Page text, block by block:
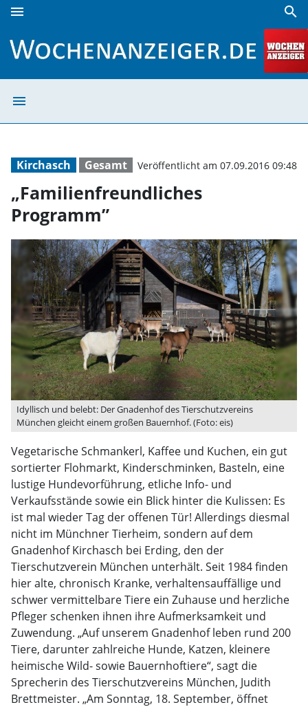
menu search
menu
Kirchasch Gesamt Veröffentlicht am 07.09.2016 09:48
„Familienfreundliches
Programm”
Idyllisch und belebt: Der Gnadenhof des Tierschutzvereins
München gleicht einem großen Bauernhof. (Foto: eis)
Vegetarische Schmankerl, Kaffee und Kuchen, ein gut
sortierter Flohmarkt, Kinderschminken, Basteln, eine
lustige Hundevorführung, etliche Info- und
Verkaufsstände sowie ein Blick hinter die Kulissen: Es
ist mal wieder Tag der offenen Tür! Allerdings diesmal
nicht im Münchner Tierheim, sondern auf dem
Gnadenhof Kirchasch bei Erding, den der
Tierschutzverein München unterhält. Seit 1984 finden
hier alte, chronisch Kranke, verhaltensauffällige und
schwer vermittelbare Tiere ein Zuhause und herzliche
Pfleger schenken ihnen ihre Aufmerksamkeit und
Zuwendung. „Auf unserem Gnadenhof leben rund 200
Tiere, darunter zahlreiche Hunde, Katzen, kleinere
heimische Wild- sowie Bauernhoftiere“, sagt die
Sprecherin des Tierschutzvereins München, Judith
Brettmeister. „Am Sonntag, 18. September, öffnet